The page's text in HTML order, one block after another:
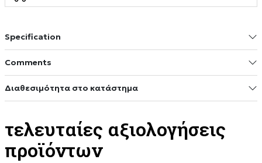
Specification
Comments
Διαθεσιμότητα στο κατάστημα
τελευταίες αξιολογήσεις
προϊόντων